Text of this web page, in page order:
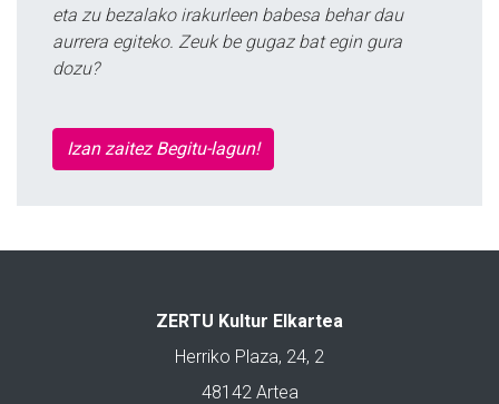
eta zu bezalako irakurleen babesa behar dau
aurrera egiteko. Zeuk be gugaz bat egin gura
dozu?
Izan zaitez Begitu-lagun!
ZERTU Kultur Elkartea
Herriko Plaza, 24, 2
48142 Artea